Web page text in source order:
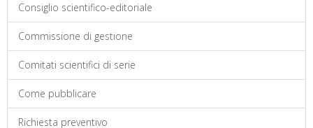
Consiglio scientifico-editoriale
Commissione di gestione
Comitati scientifici di serie
Come pubblicare
Richiesta preventivo